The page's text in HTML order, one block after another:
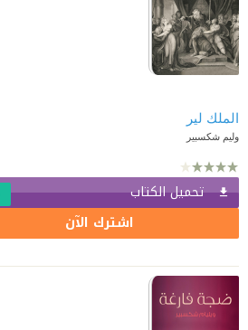
الملك لير
وليم شكسبير
تحميل الكتاب
اشترك الآن